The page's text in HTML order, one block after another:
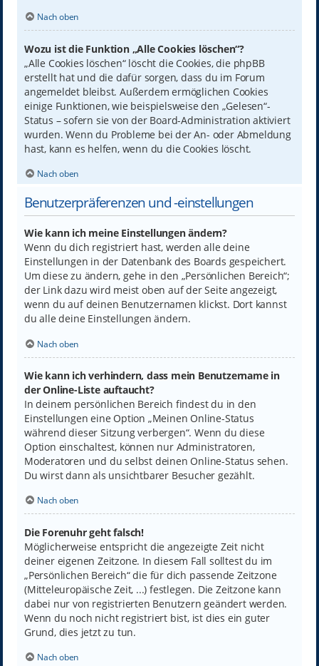
Nach oben
Wozu ist die Funktion „Alle Cookies löschen“?
„Alle Cookies löschen“ löscht die Cookies, die phpBB
erstellt hat und die dafür sorgen, dass du im Forum
angemeldet bleibst. Außerdem ermöglichen Cookies
einige Funktionen, wie beispielsweise den „Gelesen“-
Status – sofern sie von der Board-Administration aktiviert
wurden. Wenn du Probleme bei der An- oder Abmeldung
hast, kann es helfen, wenn du die Cookies löscht.
Nach oben
Benutzerpräferenzen und -einstellungen
Wie kann ich meine Einstellungen ändern?
Wenn du dich registriert hast, werden alle deine
Einstellungen in der Datenbank des Boards gespeichert.
Um diese zu ändern, gehe in den „Persönlichen Bereich“;
der Link dazu wird meist oben auf der Seite angezeigt,
wenn du auf deinen Benutzernamen klickst. Dort kannst
du alle deine Einstellungen ändern.
Nach oben
Wie kann ich verhindern, dass mein Benutzername in
der Online-Liste auftaucht?
In deinem persönlichen Bereich findest du in den
Einstellungen eine Option „Meinen Online-Status
während dieser Sitzung verbergen“. Wenn du diese
Option einschaltest, können nur Administratoren,
Moderatoren und du selbst deinen Online-Status sehen.
Du wirst dann als unsichtbarer Besucher gezählt.
Nach oben
Die Forenuhr geht falsch!
Möglicherweise entspricht die angezeigte Zeit nicht
deiner eigenen Zeitzone. In diesem Fall solltest du im
„Persönlichen Bereich“ die für dich passende Zeitzone
(Mitteleuropäische Zeit, ...) festlegen. Die Zeitzone kann
dabei nur von registrierten Benutzern geändert werden.
Wenn du noch nicht registriert bist, ist dies ein guter
Grund, dies jetzt zu tun.
Nach oben